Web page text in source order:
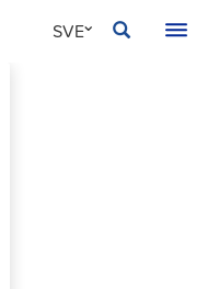
SVE